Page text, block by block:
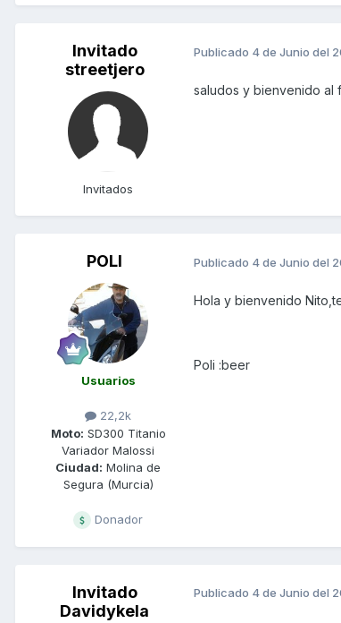
Invitado
streetjero
Invitados
Publicado 4 de Junio del
saludos y bienvenido al
POLI
Usuarios
22,2k
Moto: SD300 Titanio
Variador Malossi
Ciudad: Molina de
Segura (Murcia)
Donador
Publicado 4 de Junio del
Hola y bienvenido
Poli :beer
Invitado
Davidykela
Publicado 4 de Junio del